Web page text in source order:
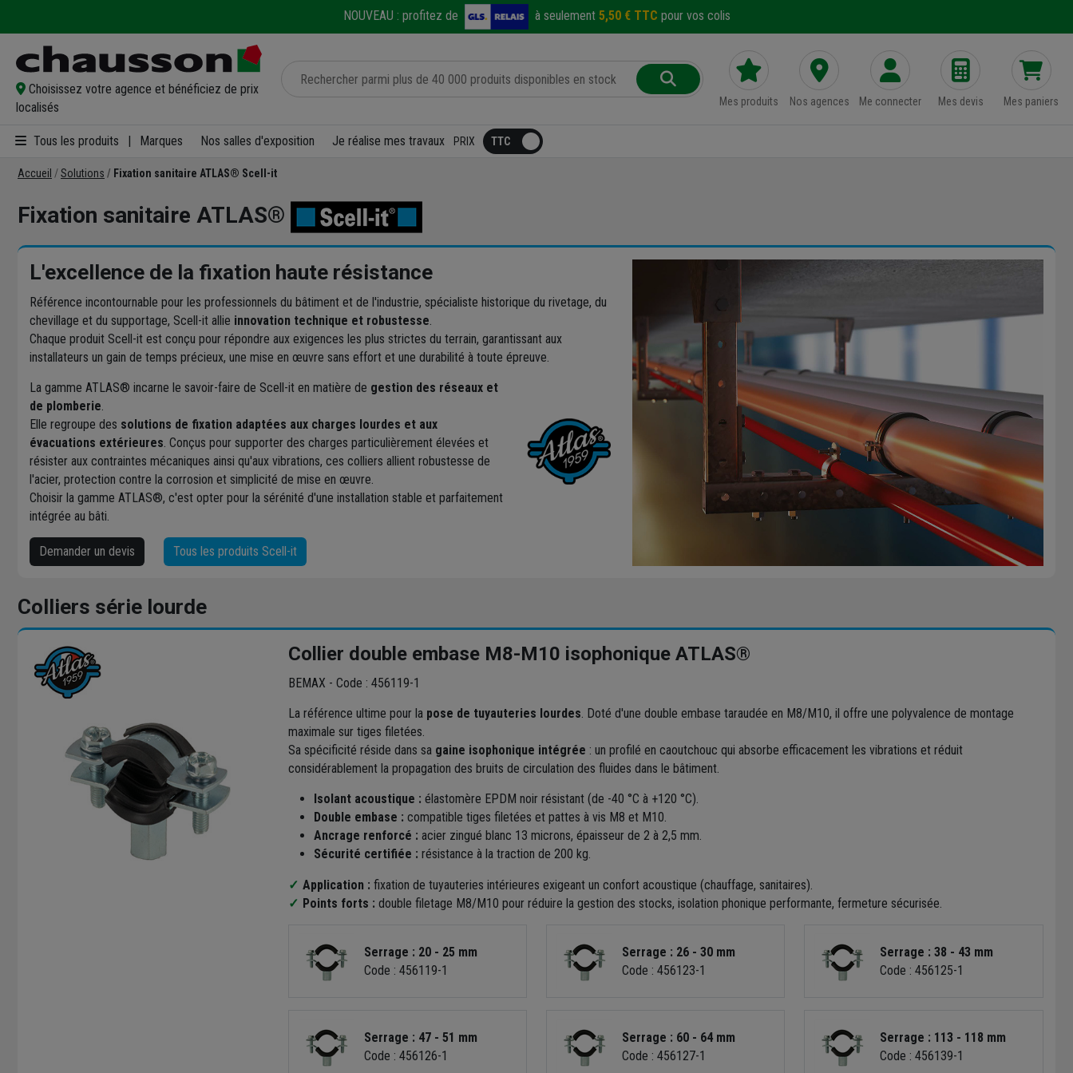
NOUVEAU : profitez de à seulement 5,50 € TTC pour vos colis
Choisissez votre agence et bénéficiez de prix
localisés
Mes produits Nos agences Me connecter Mes devis Mes paniers
Tous les produits Marques Nos salles d'exposition Je réalise mes travaux PRIX
Accueil Solutions Fixation sanitaire ATLAS® Scell-it
Fixation sanitaire ATLAS®
L'excellence de la fixation haute résistance
Référence incontournable pour les professionnels du bâtiment et de l'industrie, spécialiste historique du rivetage, du
chevillage et du supportage, Scell-it allie innovation technique et robustesse
Chaque produit Scell-it est conçu pour répondre aux exigences les plus strictes du terrain, garantissant aux
installateurs un gain de temps précieux, une mise en œuvre sans effort et une durabilité à toute épreuve.
La gamme ATLAS® incarne le savoir-faire de Scell-it en matière de gestion des réseaux et
de plomberie
Elle regroupe des solutions de fixation adaptées aux charges lourdes et aux
évacuations extérieures . Conçus pour supporter des charges particulièrement élevées et
résister aux contraintes mécaniques ainsi qu'aux vibrations, ces colliers allient robustesse de
l'acier, protection contre la corrosion et simplicité de mise en œuvre.
Choisir la gamme ATLAS®, c'est opter pour la sérénité d'une installation stable et parfaitement
intégrée au bâti.
Demander un devis Tous les produits Scell-it
Colliers série lourde
Collier double embase M8-M10 isophonique ATLAS®
BEMAX - Code : 456119-1
La référence ultime pour la pose de tuyauteries lourdes . Doté d'une double embase taraudée en M8/M10, il offre une polyvalence de montage
maximale sur tiges filetées.
Sa spécificité réside dans sa gaine isophonique intégrée : un profilé en caoutchouc qui absorbe efficacement les vibrations et réduit
considérablement la propagation des bruits de circulation des fluides dans le bâtiment.
Isolant acoustique : élastomère EPDM noir résistant (de -40 °C à +120 °C).
Double embase : compatible tiges filetées et pattes à vis M8 et M10.
Ancrage renforcé : acier zingué blanc 13 microns, épaisseur de 2 à 2,5 mm.
Sécurité certifiée : résistance à la traction de 200 kg.
Application : fixation de tuyauteries intérieures exigeant un confort acoustique (chauffage, sanitaires).
Points forts : double filetage M8/M10 pour réduire la gestion des stocks, isolation phonique performante, fermeture sécurisée.
Serrage : 20 - 25 mm
Code : 456119-1
Serrage : 26 - 30 mm
Code : 456123-1
Serrage : 38 - 43 mm
Code : 456125-1
Serrage : 47 - 51 mm
Code : 456126-1
Serrage : 60 - 64 mm
Code : 456127-1
Serrage : 113 - 118 mm
Code : 456139-1